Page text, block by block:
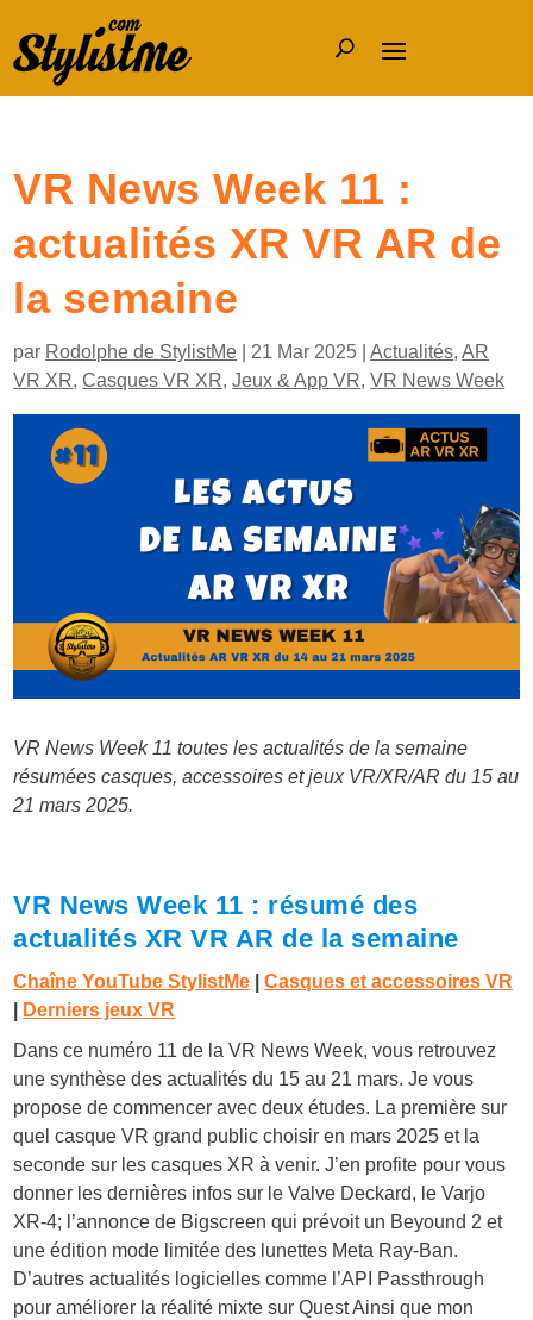
VR News Week 11 :
actualités XR VR AR de
la semaine
par Rodolphe de StylistMe 21 Mar 2025 |Actualités,AR
VR XR,Casques VR XR,Jeux & App VR,VR News Week
VR News Week 11 toutes les actualités de la semaine
résumées casques, accessoires et jeux VR/XR/AR du 15 au
21 mars 2025.
VR News Week 11 : résumé des
actualités XR VR AR de la semaine
Chaîne YouTube StylistMe |Casques et accessoires VR
Derniers jeux VR
Dans ce numéro 11 de la VR News Week, vous retrouvez
une synthèse des actualités du 15 au 21 mars. Je vous
propose de commencer avec deux études. La première sur
quel casque VR grand public choisir en mars 2025 et la
seconde sur les casques XR à venir. J’en profite pour vous
donner les dernières infos sur le Valve Deckard, le Varjo
XR-4; l’annonce de Bigscreen qui prévoit un Beyound 2 et
une édition mode limitée des lunettes Meta Ray-Ban.
D’autres actualités logicielles comme l’API Passthrough
pour améliorer la réalité mixte sur Quest Ainsi que mon